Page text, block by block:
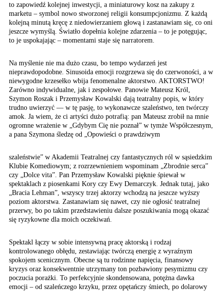
to zapowiedź kolejnej inwestycji, a miniaturowy kosz na zakupy z
marketu – symbol nowo stworzonej religii konsumpcjonizmu. Z każdą
kolejną minutą kręcę z niedowierzaniem głową i zastanawiam się, co oni
jeszcze wymyślą. Światło dopełnia kolejne zdarzenia – to je potęgując,
to je uspokajając – momentami staje się narratorem.
Na myślenie nie ma dużo czasu, bo tempo wydarzeń jest
nieprawdopodobne. Sinusoida emocji rozgrzewa się do czerwoności, a w
niewygodne krzesełko wbija fenomenalne aktorstwo. AKTORSTWO!
Zarówno indywidualne, jak i zespołowe. Panowie Mateusz Król,
Szymon Roszak i Przemysław Kowalski dają teatralny popis, w który
trudno uwierzyć — w tę pasję, to wykonawcze szaleństwo, ten twórczy
amok. Ja wiem, że ci artyści dużo potrafią: pan Mateusz zrobił na mnie
ogromne wrażenie w „Gdybym Cię nie poznał” w tymże Współczesnym,
a pana Szymona śledzę od „Opowieści o prawdziwym
szaleństwie” w Akademii Teatralnej czy fantastycznych ról w sąsiedzkim
Klubie Komediowym; z rozrzewnieniem wspominam „Zbrodnie serca”
czy „Dolce vita”. Pan Przemysław Kowalski pięknie śpiewał w
spektaklach z piosenkami Kory czy Ewy Demarczyk. Jednak tutaj, jako
„Bracia Lehman”, wszyscy trzej aktorzy wchodzą na jeszcze wyższy
poziom aktorstwa. Zastanawiam się nawet, czy nie ogłosić teatralnej
przerwy, bo po takim przedstawieniu dalsze poszukiwania mogą okazać
się ryzykowne dla moich oczekiwań.
Spektakl łączy w sobie intensywną pracę aktorską i rodzaj
kontrolowanego obłędu, zestawiając twórczą energię z wyraźnym
spokojem scenicznym. Obecne są tu rodzinne napięcia, finansowy
kryzys oraz konsekwentnie utrzymany ton pozbawiony pesymizmu czy
poczucia porażki. To perfekcyjnie skondensowana, potężna dawka
emocji – od szaleńczego krzyku, przez opętańczy śmiech, po dolarowy